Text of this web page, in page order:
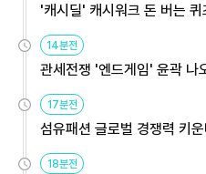
'캐시딜' 캐시워크 돈 버는
14분전
관세전쟁 '엔드게임' 윤곽 나
17분전
섬유패션 글로벌 경쟁력 키
18분전